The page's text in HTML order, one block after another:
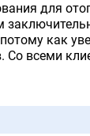
для
как
всеми